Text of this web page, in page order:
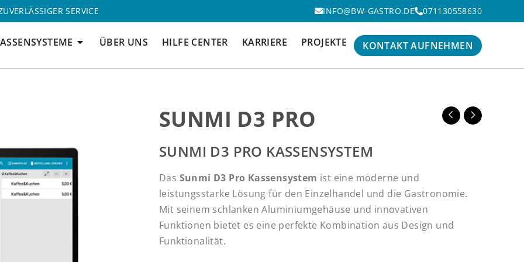
SERVICE 071130558630
INFO@BW-GASTRO.DE
ÖFFNE KASSENSYSTEME
ÜBER UNS HILFE CENTER KARRIERE PROJEKTE KONTAKT AUFNEHMEN
SUNMI D3 PRO
SUNMI D3 PRO KASSENSYSTEM
Das Sunmi D3 Pro Kassensystem ist eine moderne und
leistungsstarke Lösung für den Einzelhandel und die Gastronomie.
Mit seinem schlanken Aluminiumgehäuse und innovativen
Funktionen bietet es eine perfekte Kombination aus Design und
Funktionalität.